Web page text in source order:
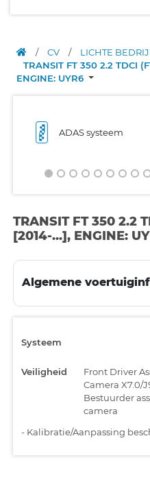
/ CV / LICHTE
TRANSIT FT 350 2.2 TDCI
ENGINE: UYR6
ADAS systeem
TRANSIT FT 350 2.2
[2014-...], ENGINE:
Algemene
Systeem
Veiligheid
Front Driver
Camera X7.0/
Bestuurder
camera
- Kalibratie/Aanpassing